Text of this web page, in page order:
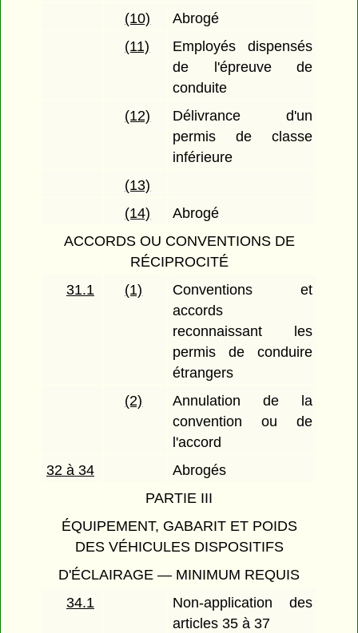
(10)
Abrogé
(11)
Employés dispensés
de l'épreuve de
conduite
(12)
Délivrance d'un
permis de classe
inférieure
(13)
(14)
Abrogé
ACCORDS OU CONVENTIONS DE
RÉCIPROCITÉ
31.1
(1)
Conventions et
accords
reconnaissant les
permis de conduire
étrangers
(2)
Annulation de la
convention ou de
l'accord
32 à 34
Abrogés
PARTIE III
ÉQUIPEMENT, GABARIT ET POIDS
DES VÉHICULES DISPOSITIFS
D'ÉCLAIRAGE — MINIMUM REQUIS
34.1
Non-application des
articles 35 à 37